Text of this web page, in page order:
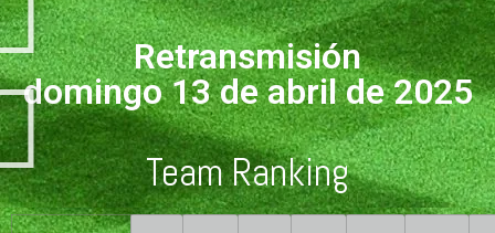
Retransmisión
domingo 13 de abril de 2025
Team Ranking